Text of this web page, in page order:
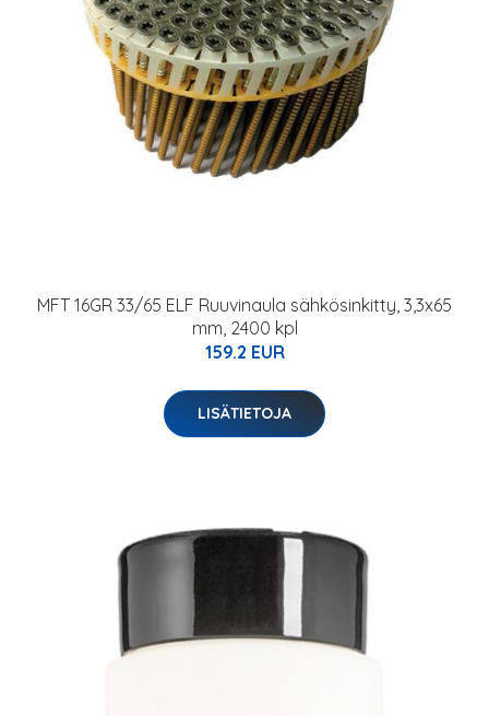
MFT 16GR 33/65 ELF Ruuvinaula sähkösinkitty, 3,3x65
mm, 2400 kpl
159.2 EUR
LISÄTIETOJA